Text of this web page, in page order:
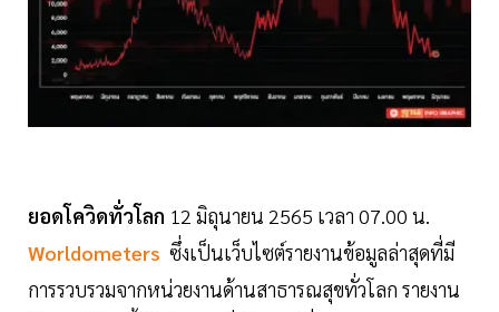
ยอดโควิดทั่วโลก 12 มิถุนายน 2565 เวลา 07.00 น.
Worldometers ซึ่งเป็นเว็บไซต์รายงานข้อมูลล่าสุดที่มี
การรวบรวมจากหน่วยงานด้านสาธารณสุขทั่วโลก รายงาน